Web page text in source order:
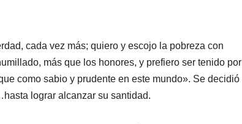
cada vez más; quiero y escojo la pobreza con
más que los honores, y prefiero ser tenido por
como sabio y prudente en este mundo». Se decidió
lograr alcanzar su santidad.